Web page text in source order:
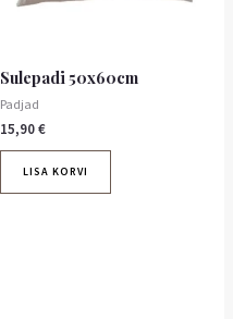
Sulepadi 50x60cm
Padjad
15,90€
LISA KORVI